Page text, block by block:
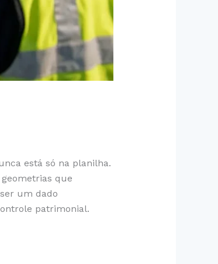
está só na planilha.
que
um dado
patrimonial.